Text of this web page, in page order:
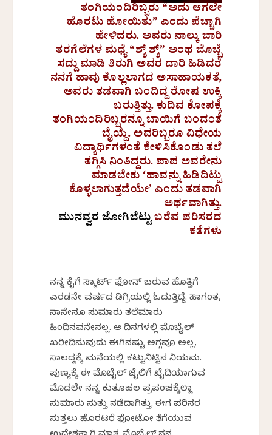
ತಂಗಿಯಂದಿರಿಬ್ಬರು “ಅದು ಆಗಲೇ
ಹೊರಟು ಹೋಯಿತು” ಎಂದು ಪೆಚ್ಚಾಗಿ
ಹೇಳಿದರು. ಅವರು ನಾಲ್ಕು ಬಾರಿ
ತರಗೆಲೆಗಳ ಮಧ್ಯೆ “ಶ್ಶ್ ಶ್ಶ್” ಅಂಥ ಬೊಬ್ಬೆ
ಸದ್ದು ಮಾಡಿ ತಿರುಗಿ ಅವರ ದಾರಿ ಹಿಡಿದರೆ
ನನಗೆ ಹಾವು ಕೊಲ್ಲಲಾಗದ ಅಸಾಹಾಯಕತೆ,
ಅವರು ತಡವಾಗಿ ಬಂದಿದ್ದ ರೋಷ ಉಕ್ಕಿ
ಬರುತ್ತಿತ್ತು. ಕುದಿವ ಕೋಪಕ್ಕೆ
ತಂಗಿಯಂದಿರಿಬ್ಬರನ್ನೂ ಬಾಯಿಗೆ ಬಂದಂತೆ
ಬೈಯ್ದೆ. ಅವರಿಬ್ಬರೂ ವಿಧೇಯ
ವಿದ್ಯಾರ್ಥಿಗಳಂತೆ ಕೇಳಿಸಿಕೊಂಡು ತಲೆ
ತಗ್ಗಿಸಿ ನಿಂತಿದ್ದರು. ಪಾಪ ಅವರೇನು
ಮಾಡಬೇಕು ‘ಹಾವನ್ನು ಹಿಡಿದಿಟ್ಟು
ಕೊಳ್ಳಲಾಗುತ್ತದೆಯೇ’ ಎಂದು ತಡವಾಗಿ
ಅರ್ಥವಾಗಿತ್ತು.
ಮುನವ್ವರ ಜೋಗಿಬೆಟ್ಟುಬರೆವ ಪರಿಸರದ
ಕತೆಗಳು
ನನ್ನ ಕೈಗೆ ಸ್ಮಾರ್ಟ್ ಫೋನ್ ಬರುವ ಹೊತ್ತಿಗೆ
ಎರಡನೇ ವರ್ಷದ ಡಿಗ್ರಿಯಲ್ಲಿ ಓದುತ್ತಿದ್ದೆ. ಹಾಗಂತ,
ನಾನೇನೂ ಸುಮಾರು ತಲೆಮಾರು
ಹಿಂದಿನವನೇನಲ್ಲ. ಆ ದಿನಗಳಲ್ಲಿ ಮೊಬೈಲ್
ಖರೀದಿಸುವುದು ಈಗಿನಷ್ಟು ಅಗ್ಗವೂ ಅಲ್ಲ,
ಸಾಲದ್ದಕ್ಕೆ ಮನೆಯಲ್ಲಿ ಕಟ್ಟುನಿಟ್ಟಿನ ನಿಯಮ.
ಪುಣ್ಯಕ್ಕೆ ಈ ಮೊಬೈಲ್ ಜೈಲಿಗೆ ಖೈದಿಯಾಗುವ
ಮೊದಲೇ ನನ್ನ ಕುತೂಹಲ ಪ್ರಪಂಚಕ್ಕೆಲ್ಲಾ
ಸುಮಾರು ಸುತ್ತು ನಡೆದಾಗಿತ್ತು. ಈಗ ಪರಿಸರ
ಸುತ್ತಲು ಹೊರಟರೆ ಫೋಟೋ ತೆಗೆಯುವ